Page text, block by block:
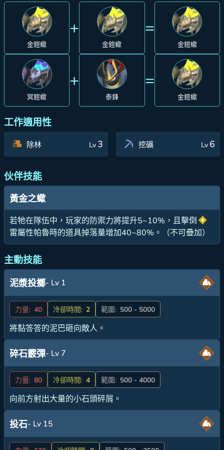
金鎧蠍
+
金鎧蠍
=
金鎧蠍
冥鎧蠍
+
泰鋒
=
金鎧蠍
工作適用性
除林 Lv 3 挖礦 Lv 6
伙伴技能
黃金之蠍
若牠在隊伍中，玩家的防禦力將提升5~10%，且擊倒
雷屬性帕魯時的道具掉落量增加40~80%。（不可疊加）
主動技能
泥漿投擲- Lv 1
力量: 40 冷卻時間: 2 範圍: 500 - 5000
將黏答答的泥巴砸向敵人。
碎石霰彈- Lv 7
力量: 80 冷卻時間: 4 範圍: 500 - 4000
向前方射出大量的小石頭碎屑。
投石- Lv 15